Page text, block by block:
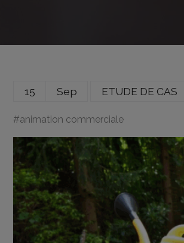
15 Sep ETUDE DE CAS
#animation commerciale